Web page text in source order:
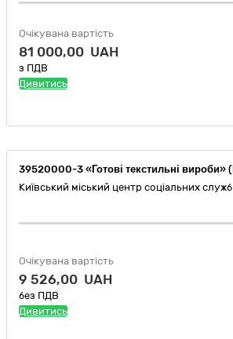
Очікувана вартість
81 000,00 UAH
з ПДВ
Дивитись
Київський міський центр соціальних служб
Очікувана вартість
9 526,00 UAH
без ПДВ
Дивитись